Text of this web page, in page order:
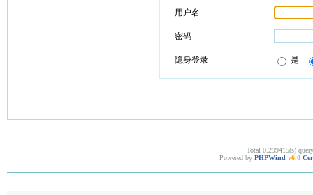
用户名
密码
隐身登录 是
Total 0.299415(s)
Powered by PHPWind v6.0